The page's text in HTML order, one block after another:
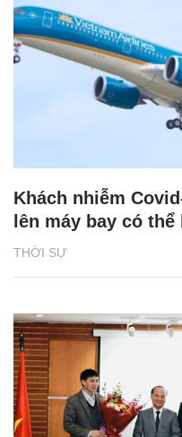
THỜI SỰ
Khách nhiễm
lên máy bay có